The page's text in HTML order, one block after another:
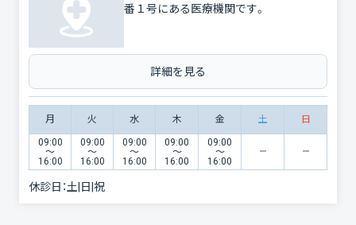
番１号にある医療機関です。
詳細を見る
月 火 水 木 金 土 日
09:00
〜
16:00
09:00
〜
16:00
09:00
〜
16:00
09:00
〜
16:00
09:00
〜
16:00
休診日：土|日|祝